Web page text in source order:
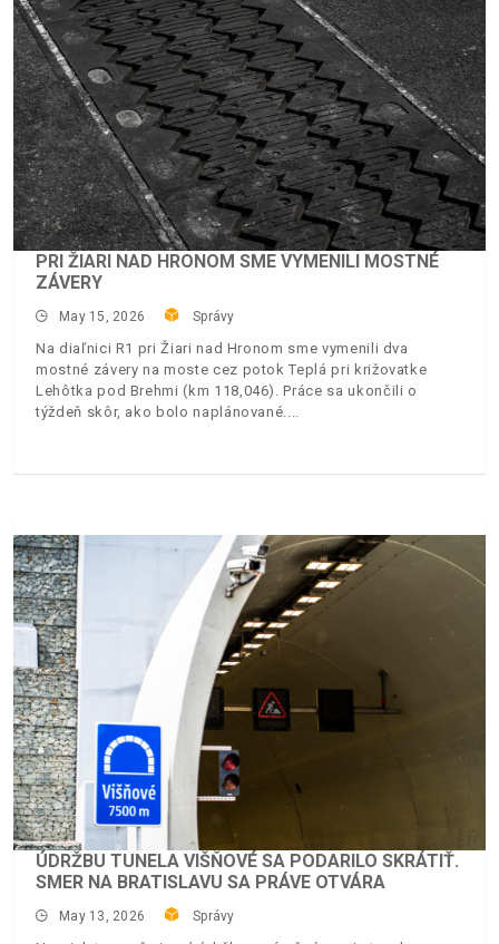
PRI ŽIARI NAD HRONOM SME VYMENILI MOSTNÉ
ZÁVERY
May 15, 2026 Správy
Na diaľnici R1 pri Žiari nad Hronom sme vymenili dva
mostné závery na moste cez potok Teplá pri križovatke
Lehôtka pod Brehmi (km 118,046). Práce sa ukončili o
týždeň skôr, ako bolo naplánované.
ÚDRŽBU TUNELA VIŠŇOVÉ SA PODARILO SKRÁTIŤ.
SMER NA BRATISLAVU SA PRÁVE OTVÁRA
May 13, 2026 Správy